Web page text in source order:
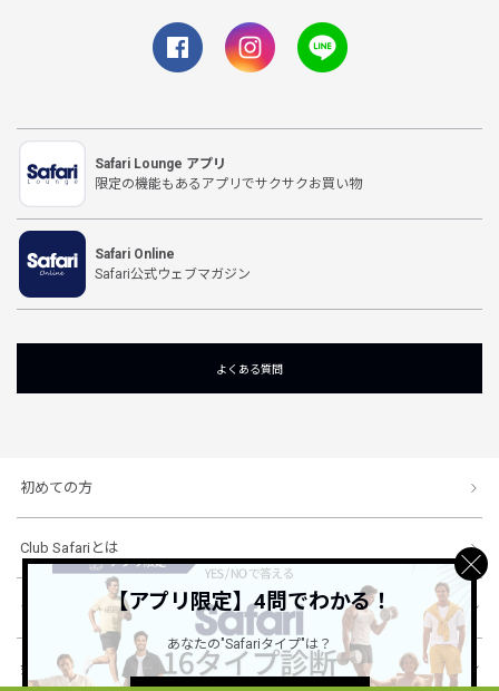
Safari Lounge アプリ
限定の機能もあるアプリでサクサクお買い物
Safari Online
Safari公式ウェブマガジン
よくある質問
初めての方
Club Safariとは
ショッピングガイド
会社概要・規約
【アプリ限定】4問でわかる！
あなたの"Safariタイプ"は？